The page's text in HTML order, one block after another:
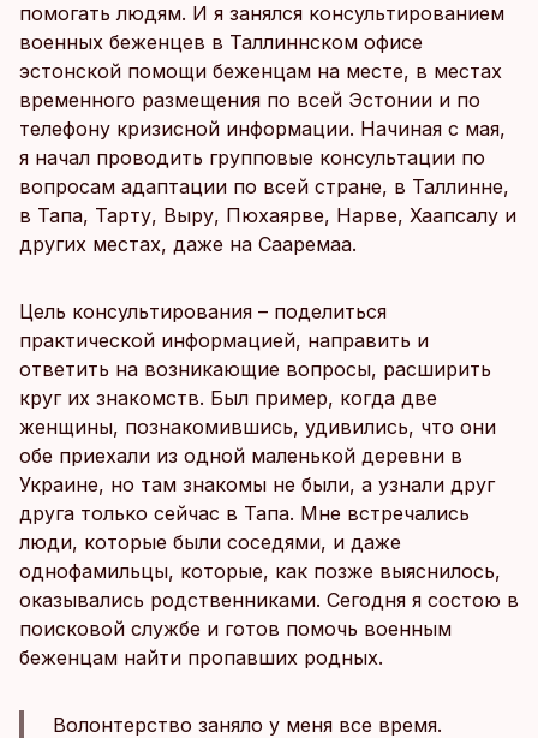
помогать людям. И я занялся консультированием
военных беженцев в Таллиннском офисе
эстонской помощи беженцам на месте, в местах
временного размещения по всей Эстонии и по
телефону кризисной информации. Начиная с мая,
я начал проводить групповые консультации по
вопросам адаптации по всей стране, в Таллинне,
в Тапа, Тарту, Выру, Пюхаярве, Нарве, Хаапсалу и
других местах, даже на Сааремаа.
Цель консультирования – поделиться
практической информацией, направить и
ответить на возникающие вопросы, расширить
круг их знакомств. Был пример, когда две
женщины, познакомившись, удивились, что они
обе приехали из одной маленькой деревни в
Украине, но там знакомы не были, а узнали друг
друга только сейчас в Тапа. Мне встречались
люди, которые были соседями, и даже
однофамильцы, которые, как позже выяснилось,
оказывались родственниками. Сегодня я состою в
поисковой службе и готов помочь военным
беженцам найти пропавших родных.
Волонтерство заняло у меня все время.